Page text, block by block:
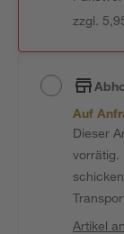
zzgl.
Auf
Dieser
vorrätig.
Artikel